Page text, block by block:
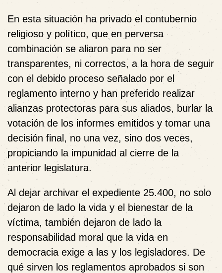
En esta situación ha privado el contubernio
religioso y político, que en perversa
combinación se aliaron para no ser
transparentes, ni correctos, a la hora de seguir
con el debido proceso señalado por el
reglamento interno y han preferido realizar
alianzas protectoras para sus aliados, burlar la
votación de los informes emitidos y tomar una
decisión final, no una vez, sino dos veces,
propiciando la impunidad al cierre de la
anterior legislatura.
Al dejar archivar el expediente 25.400, no solo
dejaron de lado la vida y el bienestar de la
víctima, también dejaron de lado la
responsabilidad moral que la vida en
democracia exige a las y los legisladores. De
qué sirven los reglamentos aprobados si son